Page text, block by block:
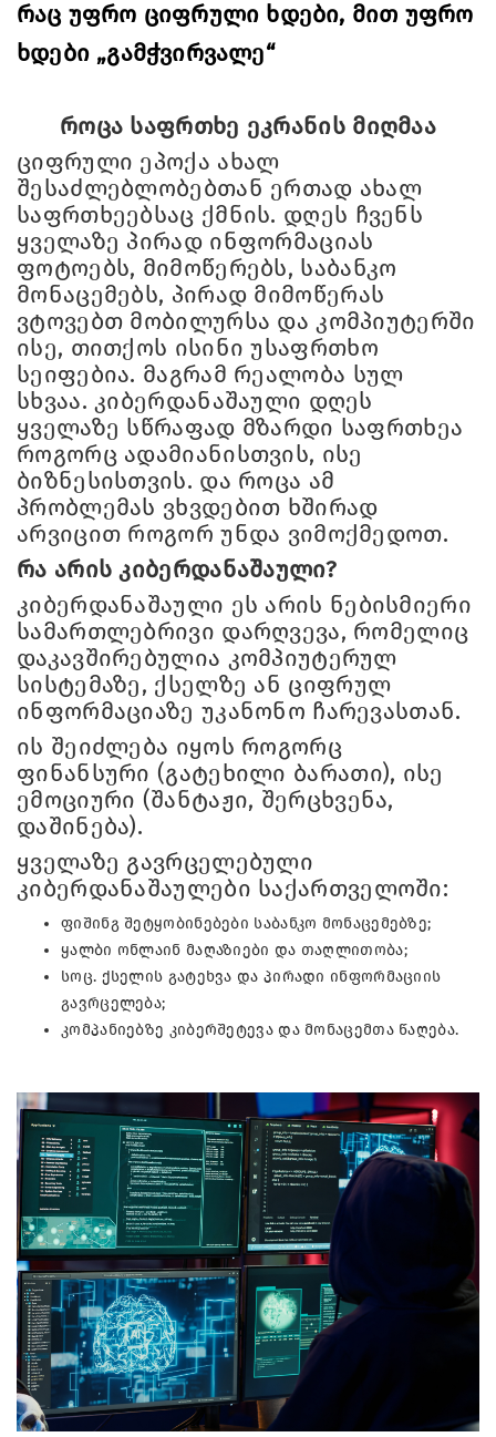
რაც უფრო ციფრული ხდები, მით უფრო
ხდები „გამჭვირვალე“
როცა საფრთხე ეკრანის მიღმაა
ციფრული ეპოქა ახალ
შესაძლებლობებთან ერთად ახალ
საფრთხეებსაც ქმნის. დღეს ჩვენს
ყველაზე პირად ინფორმაციას
ფოტოებს, მიმოწერებს, საბანკო
მონაცემებს, პირად მიმოწერას
ვტოვებთ მობილურსა და კომპიუტერში
ისე, თითქოს ისინი უსაფრთხო
სეიფებია. მაგრამ რეალობა სულ
სხვაა. კიბერდანაშაული დღეს
ყველაზე სწრაფად მზარდი საფრთხეა
როგორც ადამიანისთვის, ისე
ბიზნესისთვის. და როცა ამ
პრობლემას ვხვდებით ხშირად
არვიცით როგორ უნდა ვიმოქმედოთ.
რა არის კიბერდანაშაული?
კიბერდანაშაული ეს არის ნებისმიერი
სამართლებრივი დარღვევა, რომელიც
დაკავშირებულია კომპიუტერულ
სისტემაზე, ქსელზე ან ციფრულ
ინფორმაციაზე უკანონო ჩარევასთან.
ის შეიძლება იყოს როგორც
ფინანსური (გატეხილი ბარათი), ისე
ემოციური (შანტაჟი, შერცხვენა,
დაშინება).
ყველაზე გავრცელებული
კიბერდანაშაულები საქართველოში:
ფიშინგ შეტყობინებები საბანკო მონაცემებზე;
ყალბი ონლაინ მაღაზიები და თაღლითობა;
სოც. ქსელის გატეხვა და პირადი ინფორმაციის
გავრცელება;
კომპანიებზე კიბერშეტევა და მონაცემთა წაღება.